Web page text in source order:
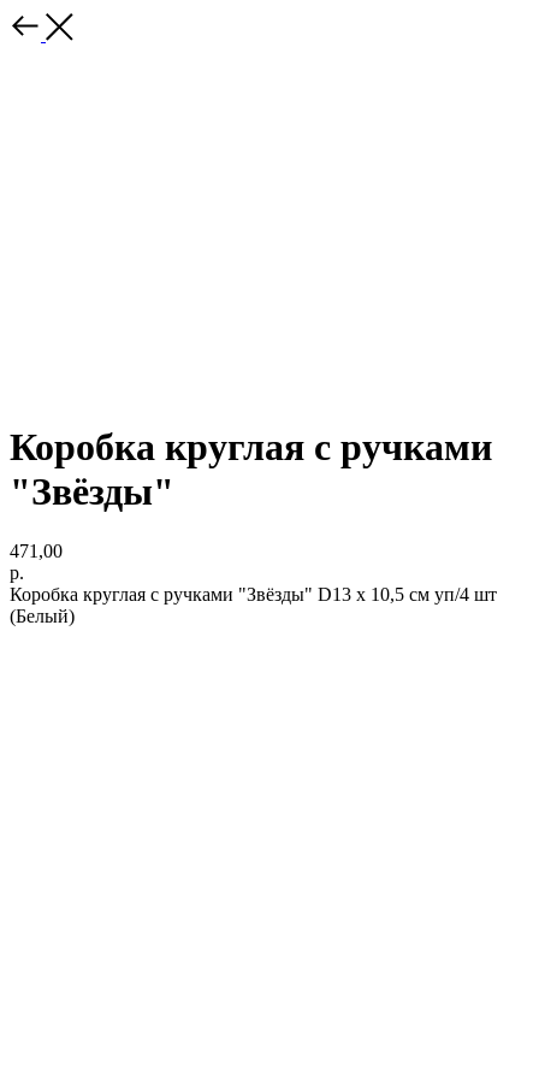
Коробка круглая с ручками
"Звёзды"
471,00
р.
Коробка круглая с ручками "Звёзды" D13 х 10,5 см уп/4 шт
(Белый)